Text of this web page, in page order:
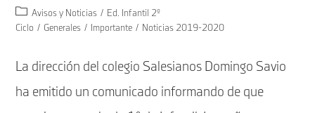
deCategoría
de
Avisos y Noticias / Ed. Infantil 2º
Ciclo / Generales / Importante / Noticias 2019-2020
La dirección del colegio Salesianos Domingo Savio
ha emitido un comunicado informando de que